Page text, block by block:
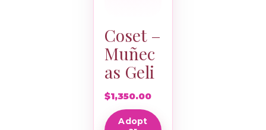
Coset –
Muñec
as Geli
$1,350.00
Adopt